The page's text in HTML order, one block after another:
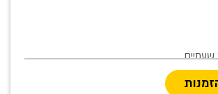
שעתיים